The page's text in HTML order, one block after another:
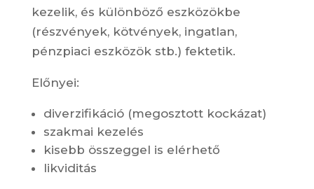
kezelik, és különböző eszközökbe
(részvények, kötvények, ingatlan,
pénzpiaci eszközök stb.) fektetik.
Előnyei:
diverzifikáció (megosztott kockázat)
szakmai kezelés
kisebb összeggel is elérhető
likviditás